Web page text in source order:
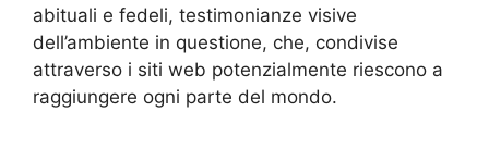
abituali e fedeli, testimonianze visive
dell’ambiente in questione, che, condivise
attraverso i siti web potenzialmente riescono a
raggiungere ogni parte del mondo.